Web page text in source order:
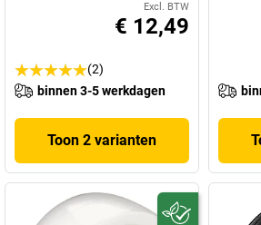
Excl. BTW
€ 12,49
(2)
binnen 3-5 werkdagen
Toon 2 varianten